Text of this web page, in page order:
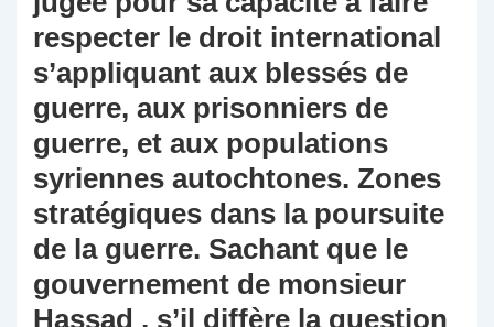
respecter le droit international
s’appliquant aux blessés de
guerre, aux prisonniers de
guerre, et aux populations
syriennes autochtones. Zones
stratégiques dans la poursuite
de la guerre. Sachant que le
gouvernement de monsieur
Hassad , s’il diffère la question